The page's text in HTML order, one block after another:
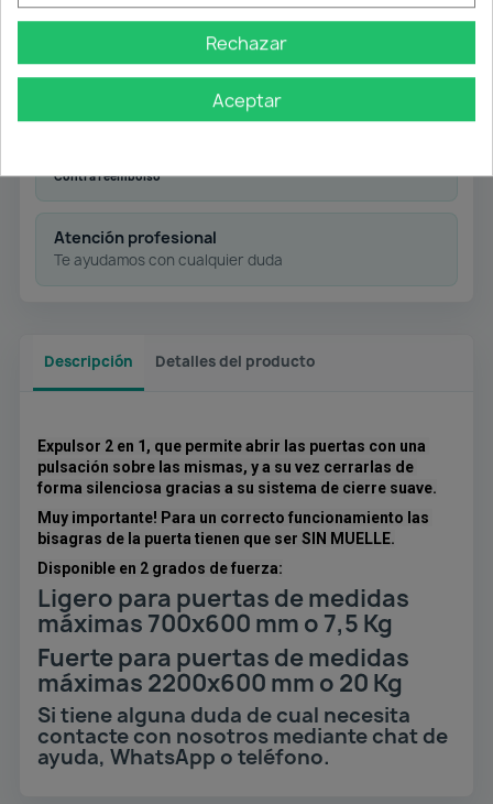
Envío gratuito
Desde 50 € en península
Contra reembolso
Atención profesional
Te ayudamos con cualquier duda
Descripción Detalles del producto
Expulsor 2 en 1, que permite abrir las puertas con una
pulsación sobre las mismas, y a su vez cerrarlas de
forma silenciosa gracias a su sistema de cierre suave.
Muy importante! Para un correcto funcionamiento las
bisagras de la puerta tienen que ser SIN MUELLE.
Disponible en 2 grados de fuerza:
Ligero para puertas de medidas
máximas 700x600 mm o 7,5 Kg
Fuerte para puertas de medidas
máximas 2200x600 mm o 20 Kg
Si tiene alguna duda de cual necesita
contacte con nosotros mediante chat de
ayuda, WhatsApp o teléfono.
Rechazar
Aceptar